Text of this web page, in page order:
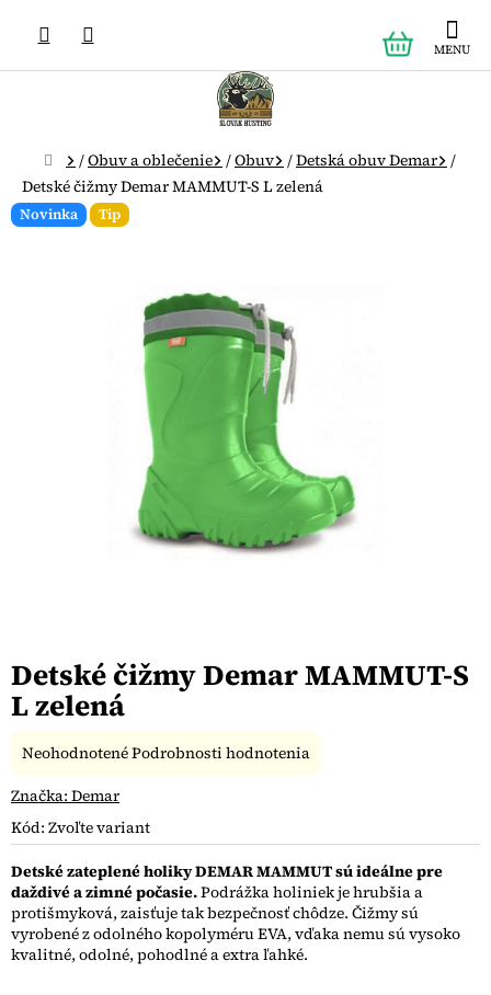
obsah
KOŠÍK
Domov
/Obuv a oblečenie /Obuv /Detská obuv Demar /
Detské čižmy Demar MAMMUT-S L zelená
Novinka Tip
Detské čižmy Demar MAMMUT-S
L zelená
Kód: Zvoľte variant
Detské zateplené holiky DEMAR MAMMUT sú ideálne pre
daždivé a zimné počasie.Podrážka holiniek je hrubšia a
protišmyková, zaisťuje tak bezpečnosť chôdze. Čižmy sú
vyrobené z odolného kopolyméru EVA, vďaka nemu sú vysoko
kvalitné, odolné, pohodlné a extra ľahké.
Priemerné
produktu
0,0
5
hviezdičiek.
NeohodnotenéPodrobnosti hodnotenia
Značka: Demar